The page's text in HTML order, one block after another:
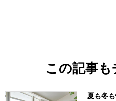
この記事も
夏も冬